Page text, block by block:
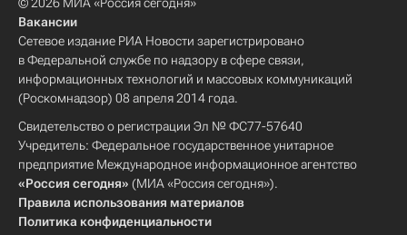
Вакансии
Сетевое издание РИА Новости зарегистрировано
в Федеральной службе по надзору в сфере связи,
информационных технологий и массовых коммуникаций
(Роскомнадзор) 08 апреля 2014 года.
Свидетельство о регистрации Эл № ФС77-57640
Учредитель: Федеральное государственное унитарное
предприятие Международное информационное агентство
«Россия сегодня» (МИА «Россия сегодня»).
Правила использования материалов
Политика конфиденциальности